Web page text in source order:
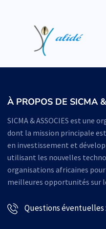
À PROPOS DE SICMA
SICMA & ASSOCIES est une
dont la mission principale est
en investissement et
utilisant les nouvelles
organisations africaines
meilleures opportunités sur
Questions éventuelles :